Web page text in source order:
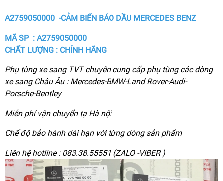
A2759050000 -CẢM BIẾN BÁO DẦU MERCEDES BENZ
MÃ SP : A2759050000
CHẤT LƯỢNG : CHÍNH HÃNG
Phụ tùng xe sang TVT chuyên cung cấp phụ tùng các dòng
xe sang Châu Âu : Mercedes-BMW-Land Rover-Audi-
Porsche-Bentley
Miễn phí vận chuyển tạ Hà nội
Chế độ bảo hành dài hạn với từng dòng sản phẩm
Liên hệ hotline : 083.38.55551 (ZALO -VIBER )